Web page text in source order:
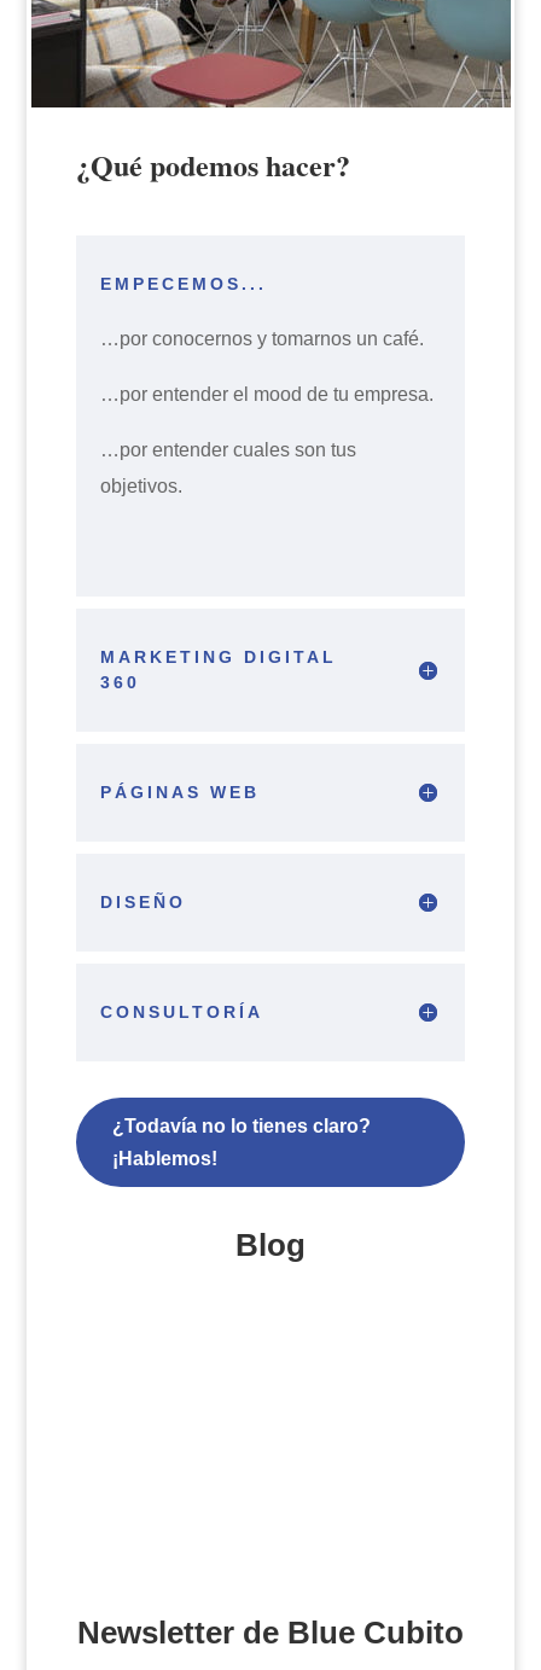
¿Qué podemos hacer?
EMPECEMOS...
…por conocernos y tomarnos un café.
…por entender el mood de tu empresa.
…por entender cuales son tus
objetivos.
MARKETING DIGITAL
360
PÁGINAS WEB
DISEÑO
CONSULTORÍA
¿Todavía no lo tienes claro?
¡Hablemos!
Blog
Newsletter de Blue Cubito